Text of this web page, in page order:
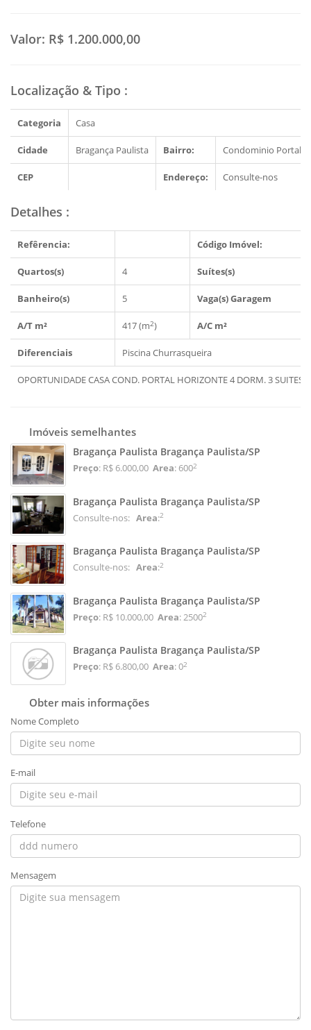
Valor: R$ 1.200.000,00
Localização & Tipo :
Categoria Casa
Cidade Bragança Paulista Bairro: Condominio Portal
CEP Endereço: Consulte-nos
Detalhes :
Refêrencia: Código Imóvel:
Quartos(s) 4 Suítes(s)
Banheiro(s) 5 Vaga(s) Garagem
A/T m² 417 (m2) A/C m²
Diferenciais PiscinaChurrasqueira
OPORTUNIDADE CASA COND. PORTAL HORIZONTE 4 DORM. 3 SUITES
Imóveis semelhantes
Bragança Paulista Bragança Paulista/SP
Preço: R$ 6.000,00 Area: 6002
Bragança Paulista Bragança Paulista/SP
Consulte-nos: Area:2
Bragança Paulista Bragança Paulista/SP
Consulte-nos: Area:2
Bragança Paulista Bragança Paulista/SP
Preço: R$ 10.000,00 Area: 25002
Bragança Paulista Bragança Paulista/SP
Preço: R$ 6.800,00 Area: 02
Obter mais informações
Nome Completo
E-mail
Telefone
Mensagem